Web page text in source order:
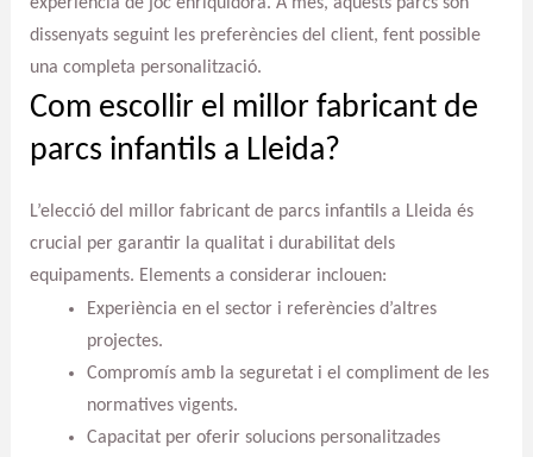
experiència de joc enriquidora. A més, aquests parcs són
dissenyats seguint les preferències del client, fent possible
una completa personalització.
Com escollir el millor fabricant de
parcs infantils a Lleida?
L’elecció del millor fabricant de parcs infantils a Lleida és
crucial per garantir la qualitat i durabilitat dels
equipaments. Elements a considerar inclouen:
Experiència en el sector i referències d’altres
projectes.
Compromís amb la seguretat i el compliment de les
normatives vigents.
Capacitat per oferir solucions personalitzades